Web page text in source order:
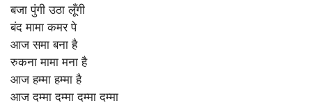
बजा पुंगी उठा लूँगी
बंद मामा कमर पे
आज समा बना है
रुकना मामा मना है
आज हम्मा हम्मा है
आज दम्मा दम्मा दम्मा दम्मा